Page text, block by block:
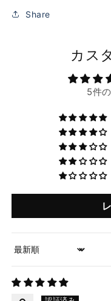
Share
カス
5件
Sort by